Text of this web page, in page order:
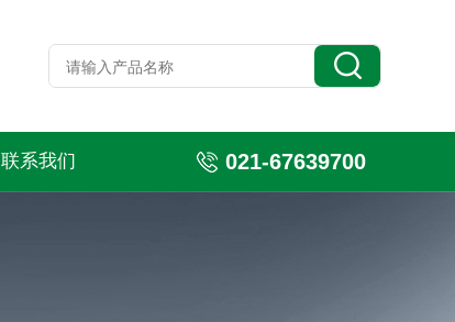
联系我们 021-67639700